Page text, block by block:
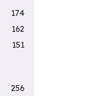
174
162
151
256